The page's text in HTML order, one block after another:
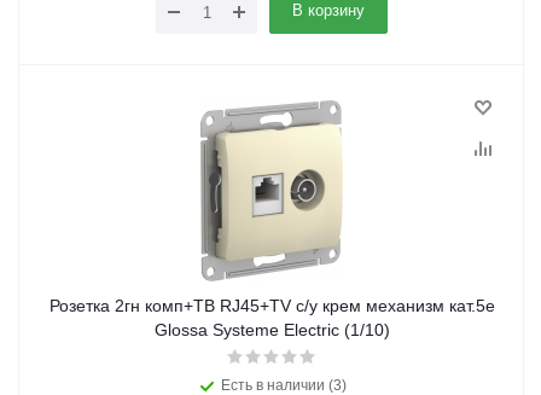
В корзину
Розетка 2гн комп+ТВ RJ45+TV с/у крем механизм кат.5е
Glossa Systeme Electric (1/10)
Есть в наличии (3)